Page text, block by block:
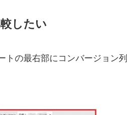
したい
トの最右部にコンバージョン